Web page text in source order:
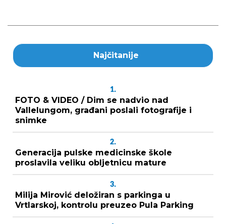
Najčitanije
1.
FOTO & VIDEO / Dim se nadvio nad
Vallelungom, građani poslali fotografije i
snimke
2.
Generacija pulske medicinske škole
proslavila veliku obljetnicu mature
3.
Milija Mirović deložiran s parkinga u
Vrtlarskoj, kontrolu preuzeo Pula Parking